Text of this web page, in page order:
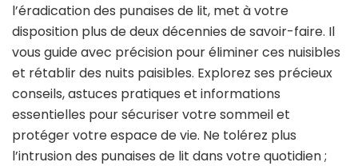
l’éradication des punaises de lit, met à votre
disposition plus de deux décennies de savoir-faire. Il
vous guide avec précision pour éliminer ces nuisibles
et rétablir des nuits paisibles. Explorez ses précieux
conseils, astuces pratiques et informations
essentielles pour sécuriser votre sommeil et
protéger votre espace de vie. Ne tolérez plus
l’intrusion des punaises de lit dans votre quotidien ;